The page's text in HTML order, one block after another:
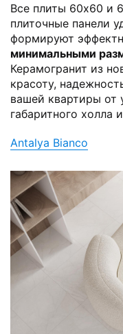
Все плиты 60x60 и
плиточные панели
формируют
минимальными
Керамогранит из
красоту,
вашей квартиры от
габаритного холла
Antalya Bianco